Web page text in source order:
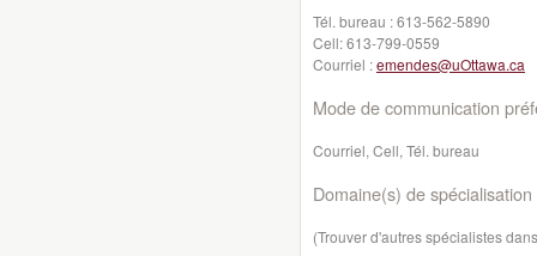
Tél. bureau :613-562-5890
Cell:613-799-0559
Courriel :emendes@uOttawa.ca
Mode de communication
Courriel, Cell, Tél. bureau
Domaine(s) de spécialisation
(Trouver d'autres spécialistes